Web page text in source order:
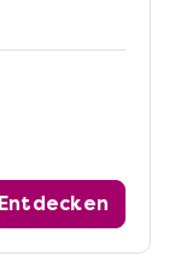
Entdecken